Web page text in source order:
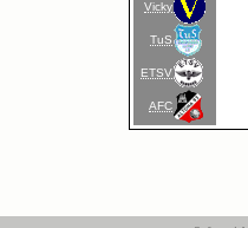
Vicky
TuS
ETSV
AFC